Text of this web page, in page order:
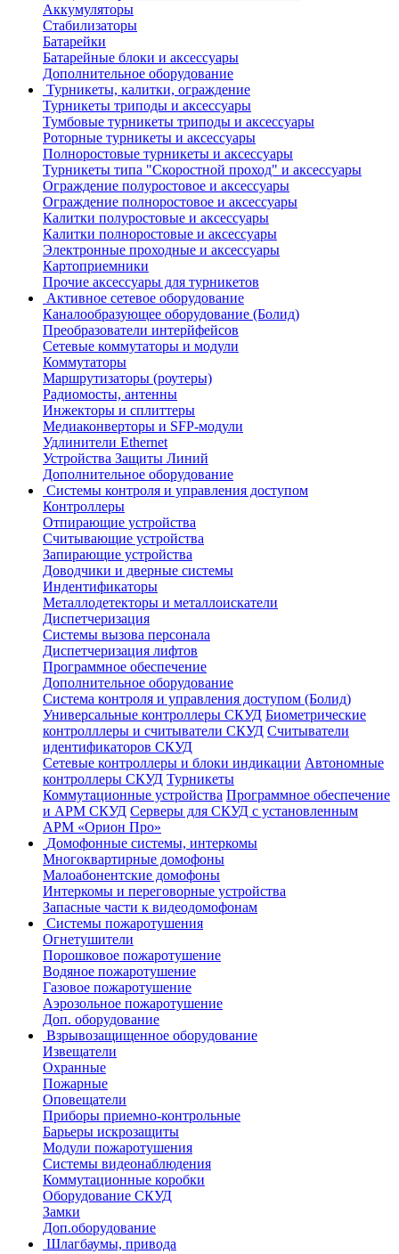
Аккумуляторы
Стабилизаторы
Батарейки
Батарейные блоки и аксессуары
Дополнительное оборудование
Турникеты, калитки, ограждение
Турникеты триподы и аксессуары
Тумбовые турникеты триподы и аксессуары
Роторные турникеты и аксессуары
Полноростовые турникеты и аксессуары
Турникеты типа "Скоростной проход" и аксессуары
Ограждение полуростовое и аксессуары
Ограждение полноростовое и аксессуары
Калитки полуростовые и аксессуары
Калитки полноростовые и аксессуары
Электронные проходные и аксессуары
Картоприемники
Прочие аксессуары для турникетов
Активное сетевое оборудование
Каналообразующее оборудование (Болид)
Преобразователи интерйфейсов
Сетевые коммутаторы и модули
Коммутаторы
Маршрутизаторы (роутеры)
Радиомосты, антенны
Инжекторы и сплиттеры
Медиаконверторы и SFP-модули
Удлинители Ethernet
Устройства Защиты Линий
Дополнительное оборудование
Системы контроля и управления доступом
Контроллеры
Отпирающие устройства
Считывающие устройства
Запирающие устройства
Доводчики и дверные системы
Индентификаторы
Металлодетекторы и металлоискатели
Диспетчеризация
Системы вызова персонала
Диспетчеризация лифтов
Программное обеспечение
Дополнительное оборудование
Система контроля и управления доступом (Болид)
Универсальные контроллеры СКУД Биометрические
контролллеры и считыватели СКУД Считыватели
идентификаторов СКУД
Сетевые контроллеры и блоки индикации Автономные
контроллеры СКУД Турникеты
Коммутационные устройства Программное обеспечение
и АРМ СКУД Серверы для СКУД с установленным
АРМ «Орион Про»
Домофонные системы, интеркомы
Многоквартирные домофоны
Малоабонентские домофоны
Интеркомы и переговорные устройства
Запасные части к видеодомофонам
Системы пожаротушения
Огнетушители
Порошковое пожаротушение
Водяное пожаротушение
Газовое пожаротушение
Аэрозольное пожаротушение
Доп. оборудование
Взрывозащищенное оборудование
Извещатели
Охранные
Пожарные
Оповещатели
Приборы приемно-контрольные
Барьеры искрозащиты
Модули пожаротушения
Системы видеонаблюдения
Коммутационные коробки
Оборудование СКУД
Замки
Доп.оборудование
Шлагбаумы, привода